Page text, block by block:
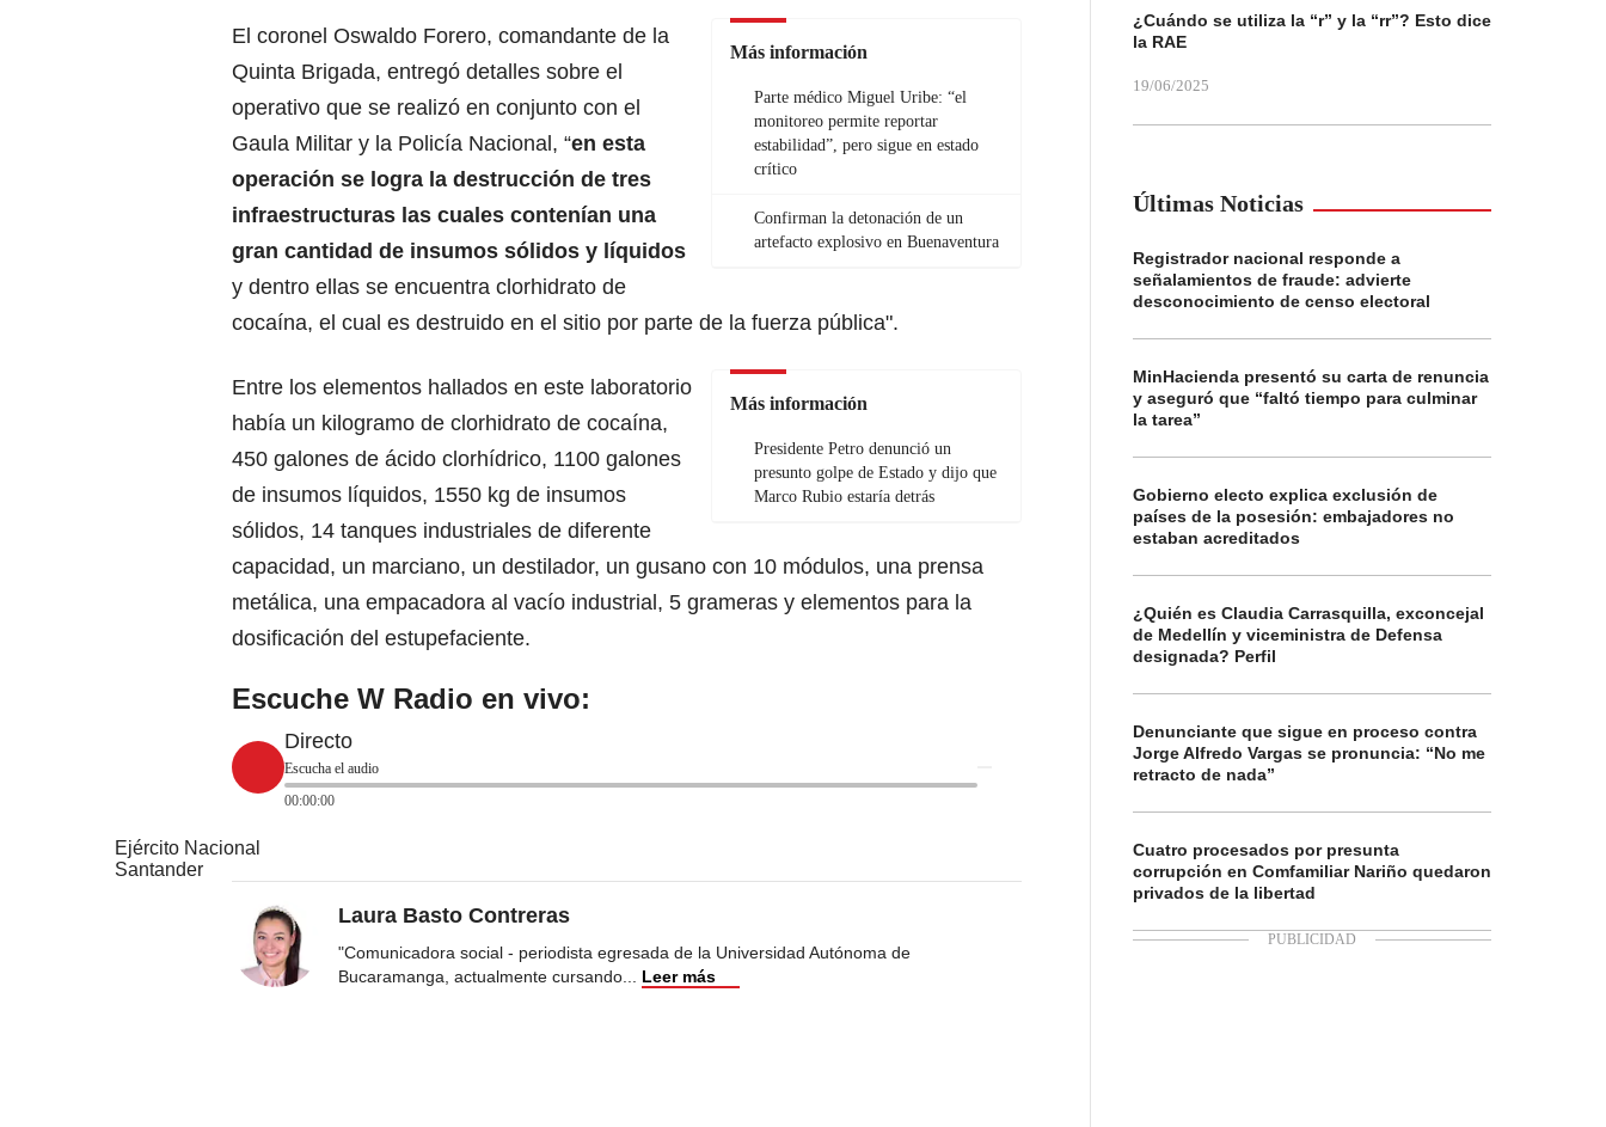
Más información
Parte médico Miguel Uribe: “el
monitoreo permite reportar
estabilidad”, pero sigue en estado
crítico
Confirman la detonación de un
artefacto explosivo en Buenaventura
El coronel Oswaldo Forero, comandante de la
Quinta Brigada, entregó detalles sobre el
operativo que se realizó en conjunto con el
Gaula Militar y la Policía Nacional, “en esta
operación se logra la destrucción de tres
infraestructuras las cuales contenían una
gran cantidad de insumos sólidos y líquidos
y dentro ellas se encuentra clorhidrato de
cocaína, el cual es destruido en el sitio por parte de la fuerza pública".
Más información
Presidente Petro denunció un
presunto golpe de Estado y dijo que
Marco Rubio estaría detrás
Entre los elementos hallados en este laboratorio
había un kilogramo de clorhidrato de cocaína,
450 galones de ácido clorhídrico, 1100 galones
de insumos líquidos, 1550 kg de insumos
sólidos, 14 tanques industriales de diferente
capacidad, un marciano, un destilador, un gusano con 10 módulos, una prensa
metálica, una empacadora al vacío industrial, 5 grameras y elementos para la
dosificación del estupefaciente.
Escuche W Radio en vivo:
Directo
Escucha el audio
00:00:00
Ejército Nacional
Santander
Laura Basto Contreras
"Comunicadora social - periodista egresada de la Universidad Autónoma de
Bucaramanga, actualmente cursando... Leer más
¿Cuándo se utiliza la “r” y la “rr”? Esto dice
la RAE
19/06/2025
Últimas Noticias
Registrador nacional responde a
señalamientos de fraude: advierte
desconocimiento de censo electoral
MinHacienda presentó su carta de renuncia
y aseguró que “faltó tiempo para culminar
la tarea”
Gobierno electo explica exclusión de
países de la posesión: embajadores no
estaban acreditados
¿Quién es Claudia Carrasquilla, exconcejal
de Medellín y viceministra de Defensa
designada? Perfil
Denunciante que sigue en proceso contra
Jorge Alfredo Vargas se pronuncia: “No me
retracto de nada”
Cuatro procesados por presunta
corrupción en Comfamiliar Nariño quedaron
privados de la libertad